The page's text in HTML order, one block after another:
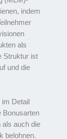
indem
als
Struktur ist
und die
Detail
Bonusarten
als auch die
belohnen.